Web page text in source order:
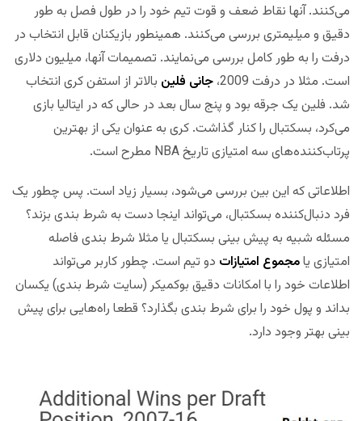
می‌کنند. آنها نقاط ضعف و قوت تیم خود را در طول فصل به طور
دقیق و میلیمتری بررسی می‌کنند. همینطور بازیکنان قابل انتخاب در
درفت را به طور کامل بررسی می‌نمایند. تصمیمات آنها، میلیون دلاری
است. مثلا در درفت 2009،
جانی فلین بالاتر از استفن کری انتخاب
شد. فلین یک جرقه بود و پنج سال بعد در حالی که در ایتالیا بازی
می‌کرد، بسکتبال را کنار گذاشت. کری به عنوان یکی از بهترین
پرتاب‌کننده‌های سه امتیازی تاریخ NBA مطرح است.
اطلاعاتی که این بین بررسی می‌شود، بسیار زیاد است. پس چطور یک
فرد دنبال‌کننده بسکتبال، می‌تواند اینجا دست به شرط بندی بزند؟
مسئله شبیه به پیش بینی بسکتبال یا مثلا شرط بندی فاصله
امتیازی یامجموع امتیازات دو تیم است. چطور کاربر می‌تواند
اطلاعات خود را با امکانات دقیق بوکمیکر (سایت شرط بندی) یکسان
بداند و پول خود را برای شرط بندی بگذارد؟ قطعا راه‌هایی برای پیش
بینی بهتر وجود دارد.